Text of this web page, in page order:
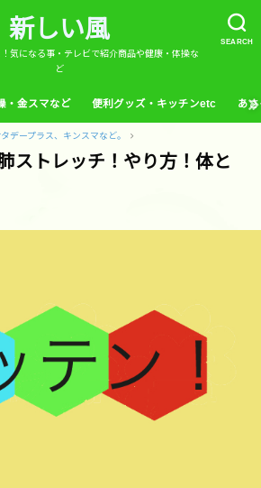
SEARCH
新しい風
気になる事・テレビで紹介商品や健康・体操な
ど
・金スマなど 便利グッズ・キッチンetc あ
デープラス、キンスマなど。
ストレッチ！やり方！体と